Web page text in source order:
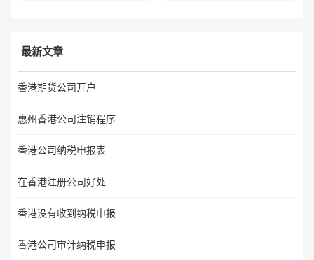
最新文章
香港期货公司开户
惠州香港公司注销程序
香港公司纳税申报表
在香港注册公司好处
香港没有收到纳税申报
香港公司审计纳税申报